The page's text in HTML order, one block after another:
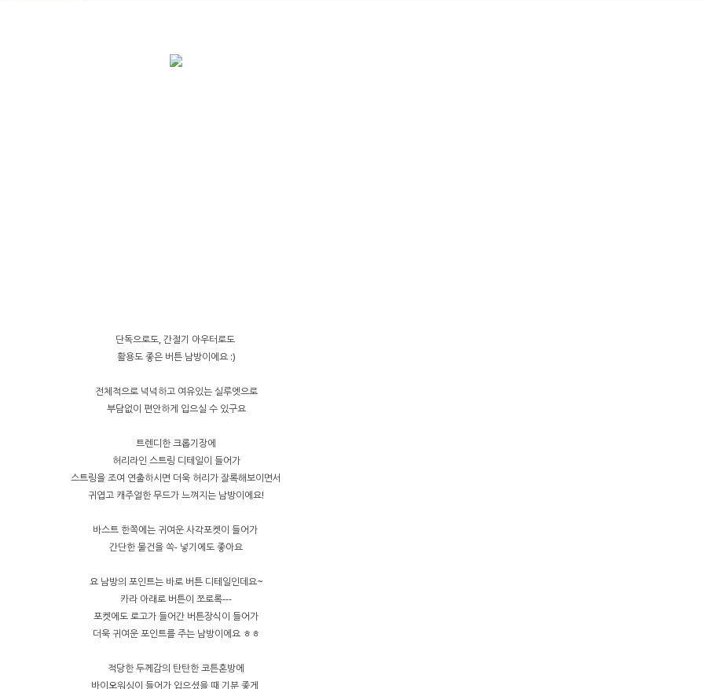
단독으로도, 간절기 아우터로도
활용도 좋은 버튼 남방이에요 :)
전체적으로 넉넉하고 여유있는 실루엣으로
부담없이 편안하게 입으실 수 있구요
트렌디한 크롭기장에
허리라인 스트링 디테일이 들어가
스트링을 조여 연출하시면 더욱 허리가 잘록해보이면서
귀엽고 캐주얼한 무드가 느껴지는 남방이에요!
바스트 한쪽에는 귀여운 사각포켓이 들어가
간단한 물건을 쏙- 넣기에도 좋아요
요 남방의 포인트는 바로 버튼 디테일인데요~
카라 아래로 버튼이 쪼로록---
포켓에도 로고가 들어간 버튼장식이 들어가
더욱 귀여운 포인트를 주는 남방이에요 ㅎㅎ
적당한 두께감의 탄탄한 코튼혼방에
바이오워싱이 들어가 입으셨을 때 기분 좋게